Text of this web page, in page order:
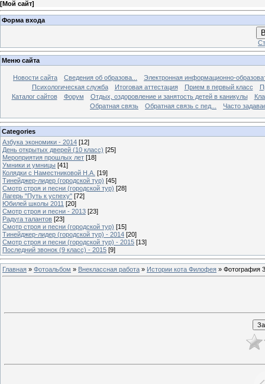
[Мой сайт]
Форма входа
Меню сайта
Новости сайта Сведения об образова...
Электронная информационно-
Психологическая служба
Итоговая аттестация Прием в первый класс
Каталог сайтов
Форум Отдых, оздоровление и занятость детей в каникулы
Обратная связь
Обратная связь с пед... Часто
Categories
Азбука экономики - 2014 [12]
День открытых дверей (10 класс) [25]
Мероприятия прошлых лет [18]
Умники и умницы [41]
Колядки с Наместниковой Н.А. [19]
Тинейджер-лидер (городской тур) [45]
Смотр строя и песни (городской тур) [28]
Лагерь "Путь к успеху" [72]
Юбилей школы 2011 [20]
Смотр строя и песни - 2013 [23]
Радуга талантов [23]
Смотр строя и песни (городской тур) [15]
Тинейджер-лидер (городской тур) - 2014 [20]
Смотр строя и песни (городской тур) - 2015 [13]
Последний звонок (9 класс) - 2015 [9]
Главная » Фотоальбом » Внеклассная работа » Истории кота Филофея » Фотография